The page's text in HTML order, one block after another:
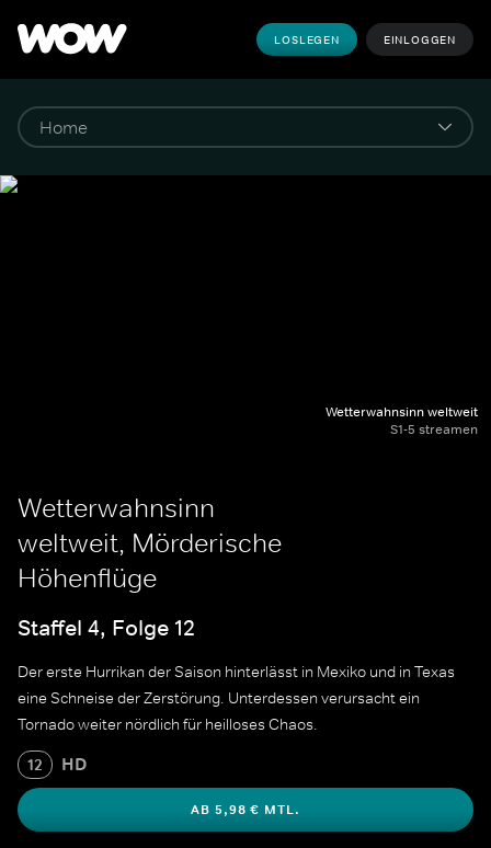
LOSLEGEN EINLOGGEN
Wetterwahnsinn weltweit
S1-5 streamen
Wetterwahnsinn
weltweit, Mörderische
Höhenflüge
Staffel 4, Folge 12
Der erste Hurrikan der Saison hinterlässt in Mexiko und in Texas
eine Schneise der Zerstörung. Unterdessen verursacht ein
Tornado weiter nördlich für heilloses Chaos.
12 HD
AB 5,98 € MTL.